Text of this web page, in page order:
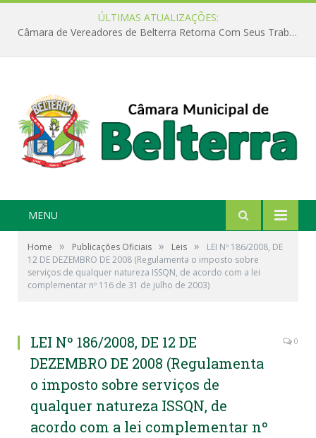
ÚLTIMAS ATUALIZAÇÕES:
Câmara de Vereadores de Belterra Retorna Com Seus Trabalhos Legislativos
MENU
Home » Publicações Oficiais » Leis »
LEI Nº 186/2008, DE
12 DE DEZEMBRO DE 2008 (Regulamenta o imposto sobre
serviços de qualquer natureza ISSQN, de acordo com a lei
complementar nº 116 de 31 de julho de 2003)
LEI Nº 186/2008, DE 12 DE
DEZEMBRO DE 2008 (Regulamenta
o imposto sobre serviços de
qualquer natureza ISSQN, de
acordo com a lei complementar nº
0